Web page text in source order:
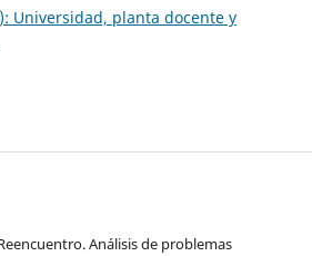
Universidad, planta docente y
Análisis de problemas